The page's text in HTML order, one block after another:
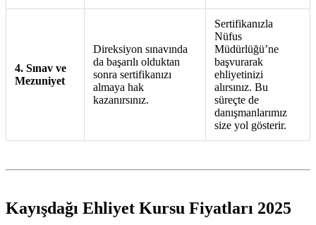
4. Sınav ve
Mezuniyet
Direksiyon sınavında
da başarılı olduktan
sonra sertifikanızı
almaya hak
kazanırsınız.
Sertifikanızla
Nüfus
Müdürlüğü’ne
başvurarak
ehliyetinizi
alırsınız. Bu
süreçte de
danışmanlarımız
size yol gösterir.
Kayışdağı Ehliyet Kursu Fiyatları 2025